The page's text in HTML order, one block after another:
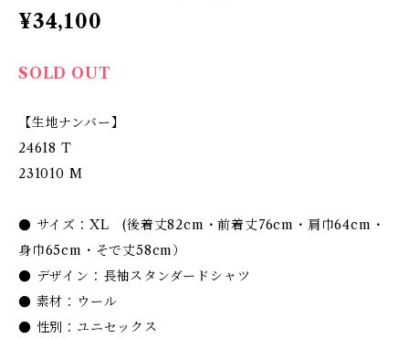
¥34,100
SOLD OUT
【生地ナンバー】
24618 T
231010 M
● サイズ：XL (後着丈82cm・前着丈76cm・肩巾64cm・
身巾65cm・そで丈58cm）
● デザイン：長袖スタンダードシャツ
● 素材：ウール
● 性別：ユニセックス